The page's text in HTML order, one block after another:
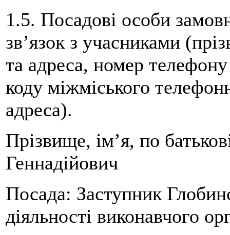
1.5. Посадові особи
зв’язок з учасниками
та адреса, номер
коду міжміського
адреса).
Прізвище, ім’я, по
Геннадійович
Посада: Заступник
діяльності виконавчого